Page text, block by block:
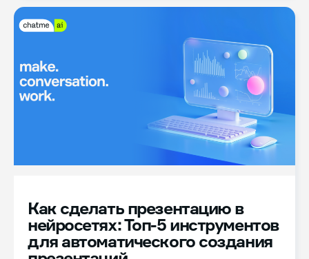
Как cделать презентацию в
нейросетях: Топ-5 инструментов
для автоматического создания